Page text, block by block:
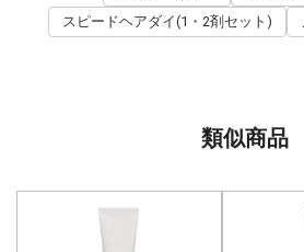
スピードヘアダイ(1・2剤セット)
類似商品